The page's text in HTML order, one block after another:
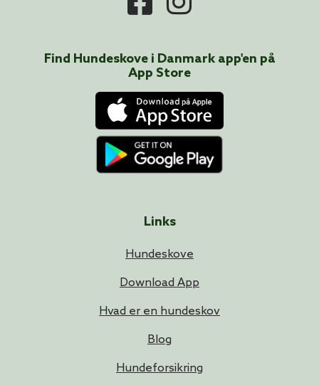
Links
Hundeskove
Download App
Hvad er en hundeskov
Blog
Hundeforsikring
Find Hundeskove i Danmark app'en på
App Store